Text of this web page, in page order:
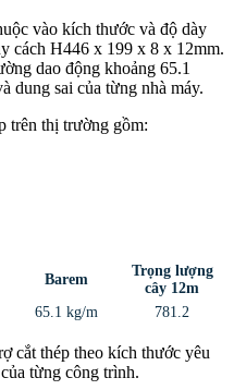
vào kích thước và độ dày
cách H446 x 199 x 8 x 12mm.
dao động khoảng 65.1
dung sai của từng nhà máy.
trên thị trường gồm:
Barem
Trọng lượng
cây 12m
65.1 kg/m 781.2
cắt thép theo kích thước yêu
từng công trình.